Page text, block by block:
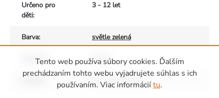
Tento web používa súbory cookies. Ďalším
prechádzaním tohto webu vyjadrujete súhlas s ich
používaním. Viac informáciítu.
Určeno pro
děti:
3 - 12 let
Barva: světle zelená
Nosnost: 70 kg
44 x 17 x 8,5 cm